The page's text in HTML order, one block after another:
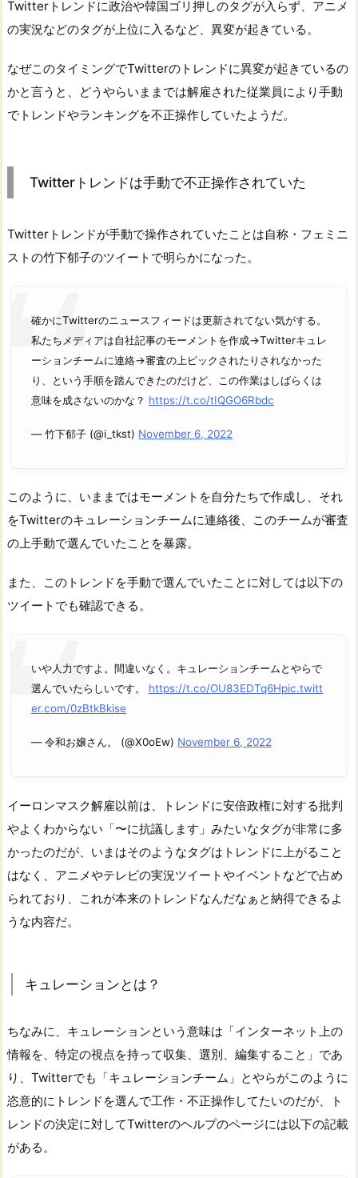
Twitterトレンドに政治や韓国ゴリ押しのタグが入らず、アニメ
の実況などのタグが上位に入るなど、異変が起きている。
なぜこのタイミングでTwitterのトレンドに異変が起きているの
かと言うと、どうやらいままでは解雇された従業員により手動
でトレンドやランキングを不正操作していたようだ。
Twitterトレンドは手動で不正操作されていた
Twitterトレンドが手動で操作されていたことは自称・フェミニ
ストの竹下郁子のツイートで明らかになった。
確かにTwitterのニュースフィードは更新されてない気がする。
私たちメディアは自社記事のモーメントを作成→Twitterキュレ
ーションチームに連絡→審査の上ピックされたりされなかった
り、という手順を踏んできたのだけど、この作業はしばらくは
意味を成さないのかな？ https://t.co/tIQGO6Rbdc
— 竹下郁子 (@i_tkst) November 6, 2022
このように、いままではモーメントを自分たちで作成し、それ
をTwitterのキュレーションチームに連絡後、このチームが審査
の上手動で選んでいたことを暴露。
また、このトレンドを手動で選んでいたことに対しては以下の
ツイートでも確認できる。
いや人力ですよ。間違いなく。キュレーションチームとやらで
選んでいたらしいです。 https://t.co/OU83EDTq6Hpic.twitt
er.com/0zBtkBkise
— 令和お嬢さん。 (@X0oEw) November 6, 2022
イーロンマスク解雇以前は、トレンドに安倍政権に対する批判
やよくわからない「〜に抗議します」みたいなタグが非常に多
かったのだが、いまはそのようなタグはトレンドに上がること
はなく、アニメやテレビの実況ツイートやイベントなどで占め
られており、これが本来のトレンドなんだなぁと納得できるよ
うな内容だ。
キュレーションとは？
ちなみに、キュレーションという意味は「インターネット上の
情報を、特定の視点を持って収集、選別、編集すること」であ
り、Twitterでも「キュレーションチーム」とやらがこのように
恣意的にトレンドを選んで工作・不正操作してたいのだが、ト
レンドの決定に対してTwitterのヘルプのページには以下の記載
がある。